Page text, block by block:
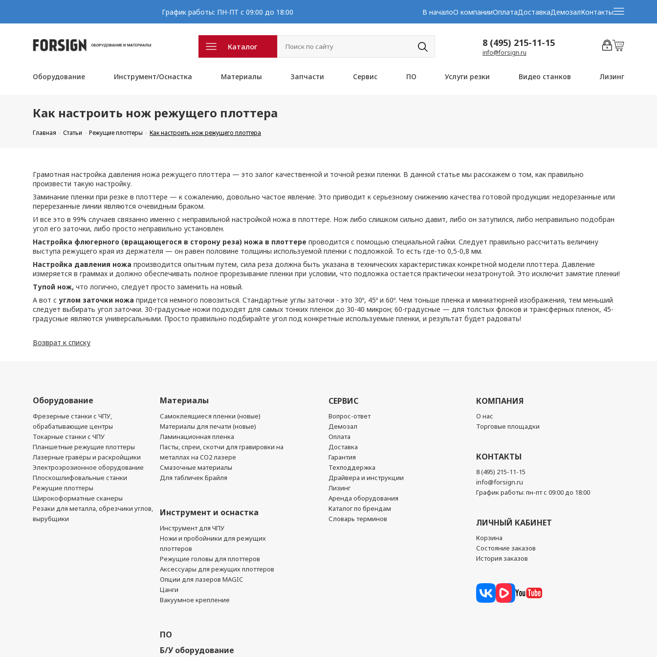
График работы: ПН-ПТ с 09:00 до 18:00 В началоО компанииОплатаДоставкаДемозалКонтакты
Каталог 8 (495) 215-11-15
info@forsign.ru
Оборудование Инструмент/Оснастка Материалы Запчасти Сервис ПО Услуги резки Видео станков Лизинг
Как настроить нож режущего плоттера
Главная Статьи Режущие плоттеры Как настроить нож режущего плоттера
Грамотная настройка давления ножа режущего плоттера — это залог качественной и точной резки пленки. В данной статье мы расскажем о том, как правильно
произвести такую настройку.
Заминание пленки при резке в плоттере — к сожалению, довольно частое явление. Это приводит к серьезному снижению качества готовой продукции: недорезанные или
перерезанные линии являются очевидным браком.
И все это в 99% случаев связанно именно с неправильной настройкой ножа в плоттере. Нож либо слишком сильно давит, либо он затупился, либо неправильно подобран
угол его заточки, либо просто неправильно установлен.
Настройка флюгерного (вращающегося в сторону реза) ножа в плоттере проводится с помощью специальной гайки. Следует правильно рассчитать величину
выступа режущего края из держателя — он равен половине толщины используемой пленки с подложкой. То есть где-то 0,5-0,8 мм.
Настройка давления ножапроизводится опытным путем, сила реза должна быть указана в технических характеристиках конкретной модели плоттера. Давление
измеряется в граммах и должно обеспечивать полное прорезывание пленки при условии, что подложка остается практически незатронутой. Это исключит замятие пленки!
Тупой нож, что логично, следует просто заменить на новый.
А вот с углом заточки ножа придется немного повозиться. Стандартные углы заточки - это 30º, 45º и 60º. Чем тоньше пленка и миниатюрней изображения, тем меньший
следует выбирать угол заточки. 30-градусные ножи подходят для самых тонких пленок до 30-40 микрон; 60-градусные — для толстых флоков и трансферных пленок, 45-
градусные являются универсальными. Просто правильно подбирайте угол под конкретные используемые пленки, и результат будет радовать!
Возврат к списку
Оборудование
Фрезерные станки с ЧПУ,
обрабатывающие центры
Токарные станки с ЧПУ
Планшетные режущие плоттеры
Лазерные гравёры и раскройщики
Электроэрозионное оборудование
Плоскошлифовальные станки
Режущие плоттеры
Широкоформатные сканеры
Резаки для металла, обрезчики углов,
вырубщики
Материалы
Самоклеящиеся пленки (новые)
Материалы для печати (новые)
Ламинационная пленка
Пасты, спреи, скотчи для гравировки на
металлах на CO2 лазере
Смазочные материалы
Для табличек Брайля
Инструмент и оснастка
Инструмент для ЧПУ
Ножи и пробойники для режущих
плоттеров
Режущие головы для плоттеров
Аксессуары для режущих плоттеров
Опции для лазеров MAGIC
Цанги
Вакуумное крепление
ПО
Б/У оборудование
СЕРВИС
Вопрос-ответ
Демозал
Оплата
Доставка
Гарантия
Техподдержка
Драйвера и инструкции
Лизинг
Аренда оборудования
Каталог по брендам
Словарь терминов
КОМПАНИЯ
О нас
Торговые площадки
КОНТАКТЫ
8 (495) 215-11-15
info@forsign.ru
График работы: пн-пт с 09:00 до 18:00
ЛИЧНЫЙ КАБИНЕТ
Корзина
Состояние заказов
История заказов